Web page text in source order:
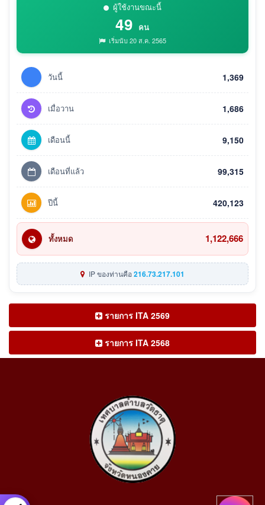
ผู้ใช้งานขณะนี้
49 คน
เริ่มนับ 20 ส.ค. 2565
วันนี้ 1,369
เมื่อวาน 1,686
เดือนนี้ 9,150
เดือนที่แล้ว 99,315
ปีนี้ 420,123
ทั้งหมด 1,122,666
IP ของท่านคือ216.73.217.101
รายการ ITA 2569
รายการ ITA 2568